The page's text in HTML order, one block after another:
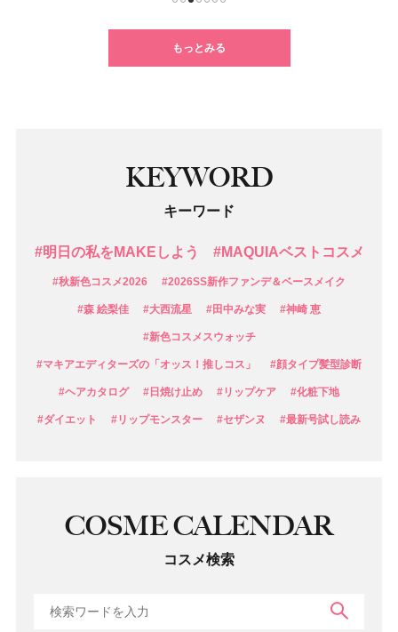
もっとみる
KEYWORD
キーワード
#明日の私をMAKEしよう #MAQUIAベストコスメ
#秋新色コスメ2026 #2026SS新作ファンデ＆ベースメイク
#森 絵梨佳 #大西流星 #田中みな実 #神崎 恵
#新色コスメスウォッチ
#マキアエディターズの「オッス！推しコス」 #顔タイプ髪型診断
#ヘアカタログ #日焼け止め #リップケア #化粧下地
#ダイエット #リップモンスター #セザンヌ #最新号試し読み
COSME CALENDAR
コスメ検索